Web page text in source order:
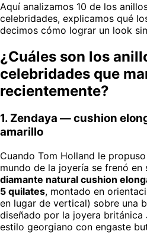
Aquí analizamos 10 de los
celebridades, explicamos qué
decimos cómo lograr un look
¿Cuáles son los
celebridades que
recientemente?
1. Zendaya — cushion
amarillo
Cuando Tom Holland le
mundo de la joyería se frenó en
diamante natural cushion
5 quilates, montado en
en lugar de vertical) sobre una
diseñado por la joyera británica
estilo georgiano con engaste